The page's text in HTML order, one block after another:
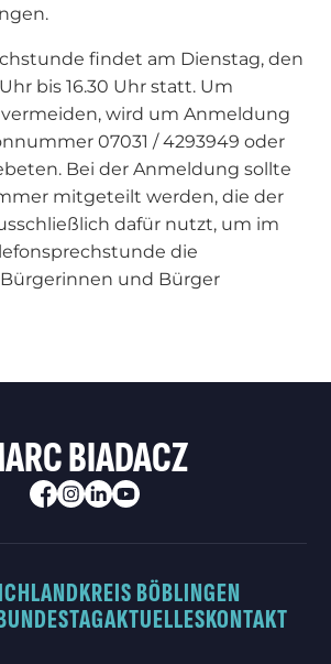
findet am Dienstag, den
Uhr bis 16.30 Uhr statt. Um
wird um Anmeldung
07031 / 4293949 oder
Bei der Anmeldung sollte
mitgeteilt werden, die der
dafür nutzt, um im
die
und Bürger
BIADACZ
LANDKREIS BÖBLINGEN
AKTUELLESKONTAKT